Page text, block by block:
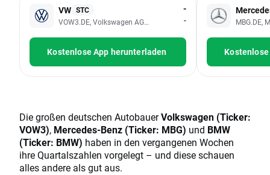
VW STC
VOW3.DE, Volkswagen AG - Preference Shares
-
-
Kostenlose App herunterladen
MBG.DE,
Die großen deutschen AutobauerVolkswagen (Ticker:
VOW3), Mercedes-Benz (Ticker: MBG) und BMW
(Ticker: BMW) haben in den vergangenen Wochen
ihre Quartalszahlen vorgelegt – und diese schauen
alles andere als gut aus.